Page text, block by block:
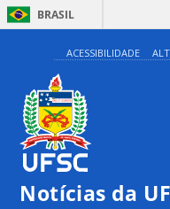
BRASIL
ACESSIBILIDADE
Notícias da